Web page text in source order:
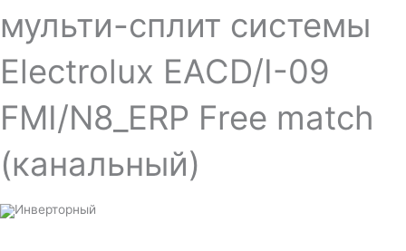
мульти-сплит системы
Electrolux EACD/I-09
FMI/N8_ERP Free match
(канальный)